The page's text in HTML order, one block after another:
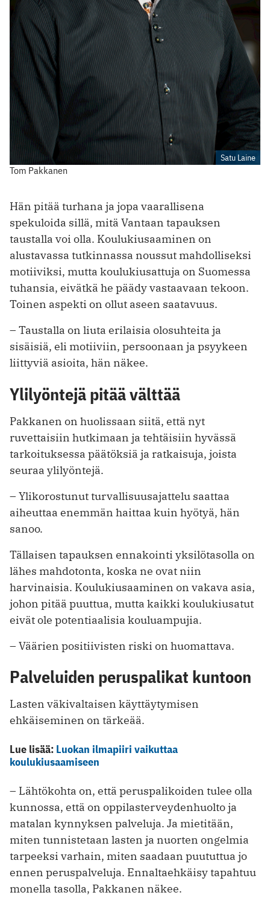
Satu Laine
Tom Pakkanen
Hän pitää turhana ja jopa vaarallisena
spekuloida sillä, mitä Vantaan tapauksen
taustalla voi olla. Koulukiusaaminen on
alustavassa tutkinnassa noussut mahdolliseksi
motiiviksi, mutta koulukiusattuja on Suomessa
tuhansia, eivätkä he päädy vastaavaan tekoon.
Toinen aspekti on ollut aseen saatavuus.
– Taustalla on liuta erilaisia olosuhteita ja
sisäisiä, eli motiiviin, persoonaan ja psyykeen
liittyviä asioita, hän näkee.
Ylilyöntejä pitää välttää
Pakkanen on huolissaan siitä, että nyt
ruvettaisiin hutkimaan ja tehtäisiin hyvässä
tarkoituksessa päätöksiä ja ratkaisuja, joista
seuraa ylilyöntejä.
– Ylikorostunut turvallisuusajattelu saattaa
aiheuttaa enemmän haittaa kuin hyötyä, hän
sanoo.
Tällaisen tapauksen ennakointi yksilötasolla on
lähes mahdotonta, koska ne ovat niin
harvinaisia. Koulukiusaaminen on vakava asia,
johon pitää puuttua, mutta kaikki koulukiusatut
eivät ole potentiaalisia kouluampujia.
– Väärien positiivisten riski on huomattava.
Palveluiden peruspalikat kuntoon
Lasten väkivaltaisen käyttäytymisen
ehkäiseminen on tärkeää.
Lue lisää: Luokan ilmapiiri vaikuttaa
koulukiusaamiseen
– Lähtökohta on, että peruspalikoiden tulee olla
kunnossa, että on oppilasterveydenhuolto ja
matalan kynnyksen palveluja. Ja mietitään,
miten tunnistetaan lasten ja nuorten ongelmia
tarpeeksi varhain, miten saadaan puututtua jo
ennen peruspalveluja. Ennaltaehkäisy tapahtuu
monella tasolla, Pakkanen näkee.